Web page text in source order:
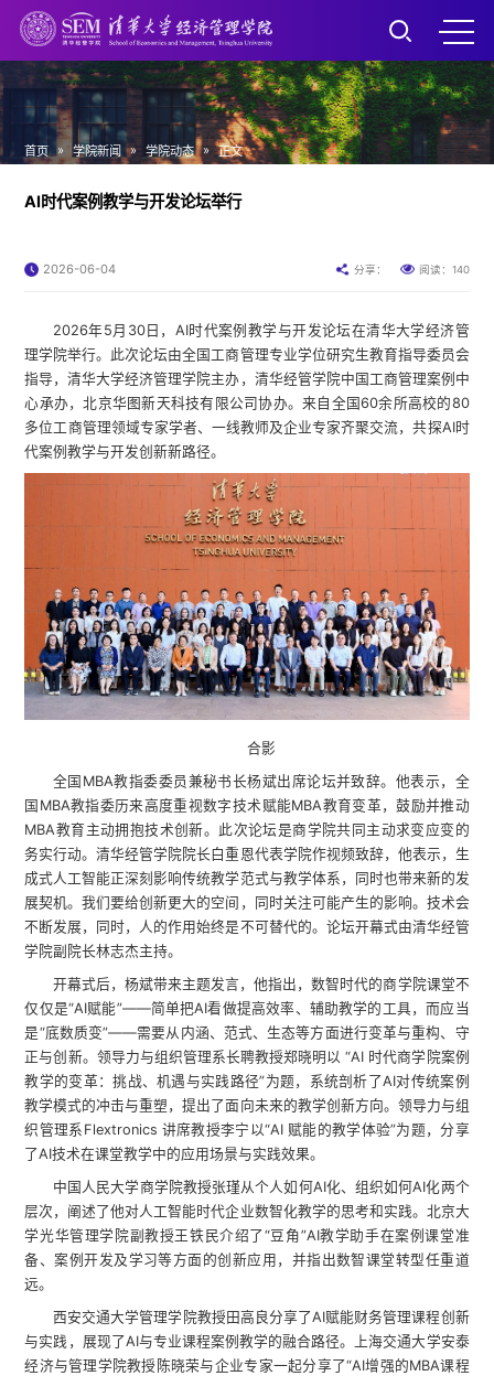
首页 » 学院新闻 » 学院动态 » 正文
AI时代案例教学与开发论坛举行
2026-06-04 分享： 阅读： 140
2026年5月30日，AI时代案例教学与开发论坛在清华大学经济管
理学院举行。此次论坛由全国工商管理专业学位研究生教育指导委员会
指导，清华大学经济管理学院主办，清华经管学院中国工商管理案例中
心承办，北京华图新天科技有限公司协办。来自全国60余所高校的80
多位工商管理领域专家学者、一线教师及企业专家齐聚交流，共探AI时
代案例教学与开发创新新路径。
合影
全国MBA教指委委员兼秘书长杨斌出席论坛并致辞。他表示，全
国MBA教指委历来高度重视数字技术赋能MBA教育变革，鼓励并推动
MBA教育主动拥抱技术创新。此次论坛是商学院共同主动求变应变的
务实行动。清华经管学院院长白重恩代表学院作视频致辞，他表示，生
成式人工智能正深刻影响传统教学范式与教学体系，同时也带来新的发
展契机。我们要给创新更大的空间，同时关注可能产生的影响。技术会
不断发展，同时，人的作用始终是不可替代的。论坛开幕式由清华经管
学院副院长林志杰主持。
开幕式后，杨斌带来主题发言，他指出，数智时代的商学院课堂不
仅仅是“AI赋能”——简单把AI看做提高效率、辅助教学的工具，而应当
是“底数质变”——需要从内涵、范式、生态等方面进行变革与重构、守
正与创新。领导力与组织管理系长聘教授郑晓明以 “AI 时代商学院案例
教学的变革：挑战、机遇与实践路径”为题，系统剖析了AI对传统案例
教学模式的冲击与重塑，提出了面向未来的教学创新方向。领导力与组
织管理系Flextronics 讲席教授李宁以“AI 赋能的教学体验”为题，分享
了AI技术在课堂教学中的应用场景与实践效果。
中国人民大学商学院教授张瑾从个人如何AI化、组织如何AI化两个
层次，阐述了他对人工智能时代企业数智化教学的思考和实践。北京大
学光华管理学院副教授王铁民介绍了“豆角”AI教学助手在案例课堂准
备、案例开发及学习等方面的创新应用，并指出数智课堂转型任重道
远。
西安交通大学管理学院教授田高良分享了AI赋能财务管理课程创新
与实践，展现了AI与专业课程案例教学的融合路径。上海交通大学安泰
经济与管理学院教授陈晓荣与企业专家一起分享了“AI增强的MBA课程